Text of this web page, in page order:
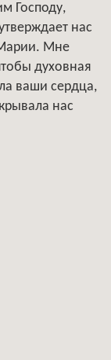
Господу,
нас
Мне
духовная
ваши сердца,
нас